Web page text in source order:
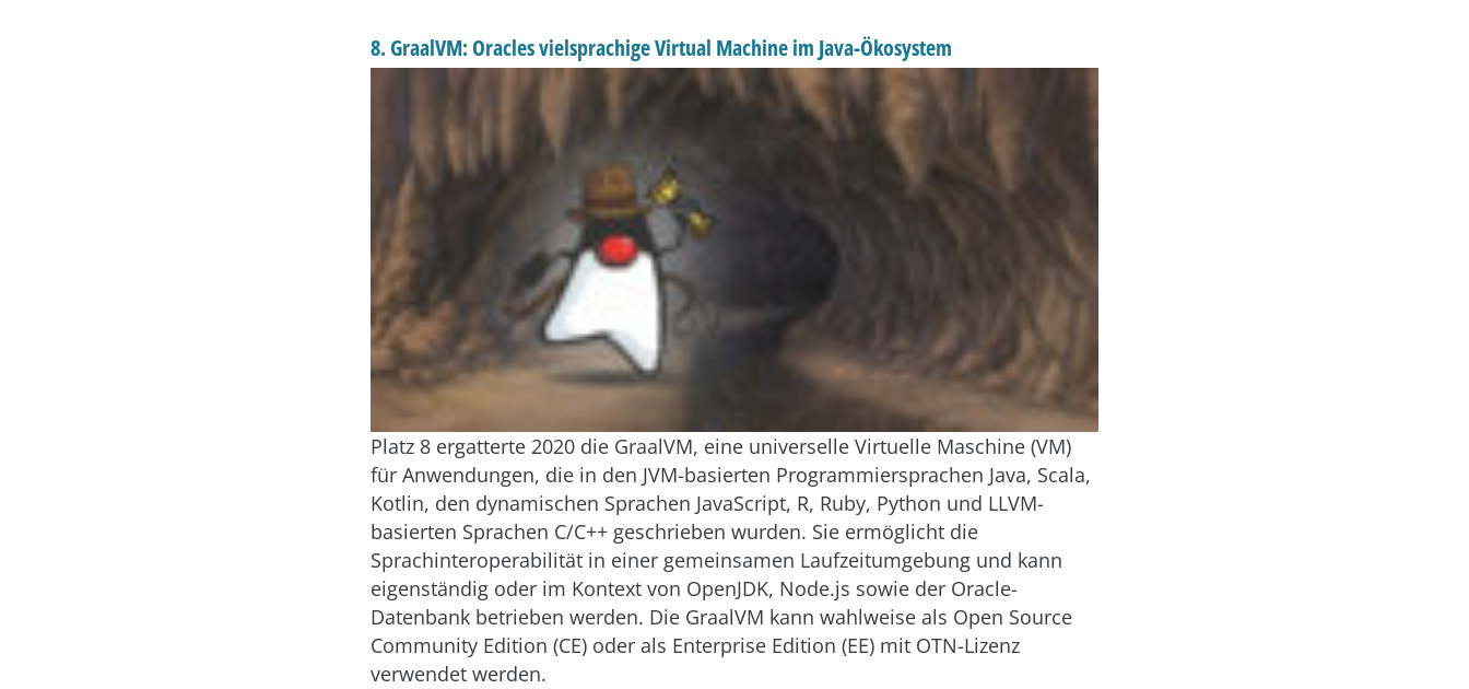
8. GraalVM: Oracles vielsprachige Virtual Machine im Java-Ökosystem
Platz 8 ergatterte 2020 die GraalVM, eine universelle Virtuelle Maschine (VM)
für Anwendungen, die in den JVM-basierten Programmiersprachen Java, Scala,
Kotlin, den dynamischen Sprachen JavaScript, R, Ruby, Python und LLVM-
basierten Sprachen C/C++ geschrieben wurden. Sie ermöglicht die
Sprachinteroperabilität in einer gemeinsamen Laufzeitumgebung und kann
eigenständig oder im Kontext von OpenJDK, Node.js sowie der Oracle-
Datenbank betrieben werden. Die GraalVM kann wahlweise als Open Source
Community Edition (CE) oder als Enterprise Edition (EE) mit OTN-Lizenz
verwendet werden.